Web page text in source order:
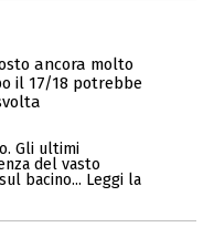
ancora molto
il 17/18 potrebbe
Gli ultimi
del vasto
bacino... Leggi la